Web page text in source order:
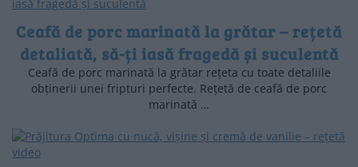
Ceafă de porc marinată la grătar – rețetă
detaliată, să-ți iasă fragedă și suculentă
Ceafă de porc marinată la grătar rețeta cu toate detaliile
obținerii unei fripturi perfecte. Rețetă de ceafă de porc
marinată …